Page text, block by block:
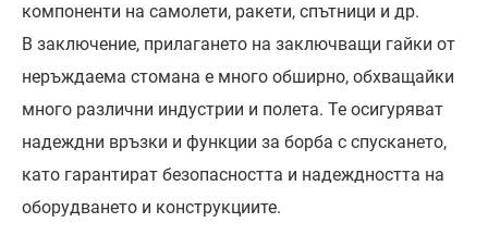
компоненти на самолети, ракети, спътници и др.
В заключение, прилагането на заключващи гайки от
неръждаема стомана е много обширно, обхващайки
много различни индустрии и полета. Те осигуряват
надеждни връзки и функции за борба с спускането,
като гарантират безопасността и надеждността на
оборудването и конструкциите.